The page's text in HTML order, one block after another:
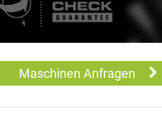
Maschinen Anfragen